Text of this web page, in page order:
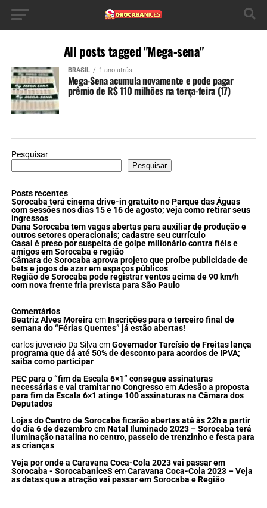
All posts tagged "Mega-sena"
BRASIL 1 ano atrás
Mega-Sena acumula novamente e pode pagar
prêmio de R$ 110 milhões na terça-feira (17)
Pesquisar
Pesquisar
Posts recentes
Sorocaba terá cinema drive-in gratuito no Parque das Águas
com sessões nos dias 15 e 16 de agosto; veja como retirar seus
ingressos
Dana Sorocaba tem vagas abertas para auxiliar de produção e
outros setores operacionais; cadastre seu currículo
Casal é preso por suspeita de golpe milionário contra fiéis e
amigos em Sorocaba e região
Câmara de Sorocaba aprova projeto que proíbe publicidade de
bets e jogos de azar em espaços públicos
Região de Sorocaba pode registrar ventos acima de 90 km/h
com nova frente fria prevista para São Paulo
Comentários
Beatriz Alves Moreira em Inscrições para o terceiro final de
semana do “Férias Quentes” já estão abertas!
carlos juvencio Da Silva emGovernador Tarcísio de Freitas lança
programa que dá até 50% de desconto para acordos de IPVA;
saiba como participar
PEC para o “fim da Escala 6×1” consegue assinaturas
necessárias e vai tramitar no CongressoemAdesão a proposta
para fim da Escala 6×1 atinge 100 assinaturas na Câmara dos
Deputados
Lojas do Centro de Sorocaba ficarão abertas até às 22h a partir
do dia 6 de dezembroemNatal Iluminado 2023 – Sorocaba terá
Iluminação natalina no centro, passeio de trenzinho e festa para
as crianças
Veja por onde a Caravana Coca-Cola 2023 vai passar em
Sorocaba - SorocabaniceS emCaravana Coca-Cola 2023 – Veja
as datas que a atração vai passar em Sorocaba e Região